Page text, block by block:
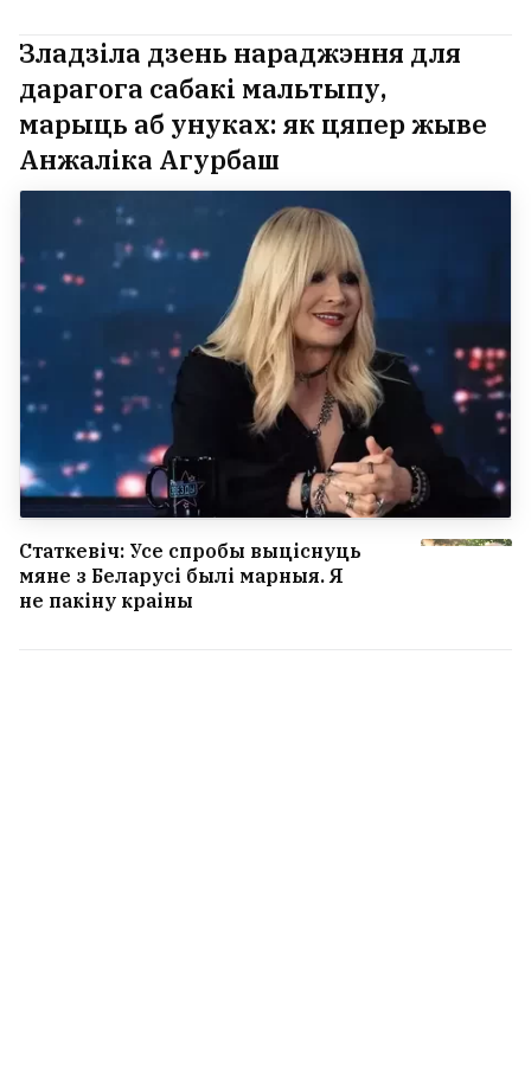
Зладзіла дзень нараджэння для
дарагога сабакі мальтыпу,
марыць аб унуках: як цяпер жыве
Анжаліка Агурбаш
Статкевіч: Усе спробы выціснуць
мяне з Беларусі былі марныя. Я
не пакіну краіны